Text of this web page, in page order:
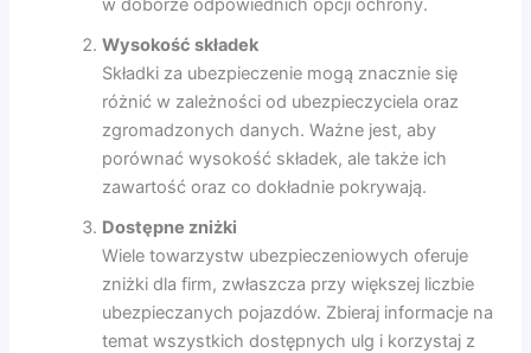
w doborze odpowiednich opcji ochrony.
Wysokość składek
Składki za ubezpieczenie mogą znacznie się
różnić w zależności od ubezpieczyciela oraz
zgromadzonych danych. Ważne jest, aby
porównać wysokość składek, ale także ich
zawartość oraz co dokładnie pokrywają.
Dostępne zniżki
Wiele towarzystw ubezpieczeniowych oferuje
zniżki dla firm, zwłaszcza przy większej liczbie
ubezpieczanych pojazdów. Zbieraj informacje na
temat wszystkich dostępnych ulg i korzystaj z